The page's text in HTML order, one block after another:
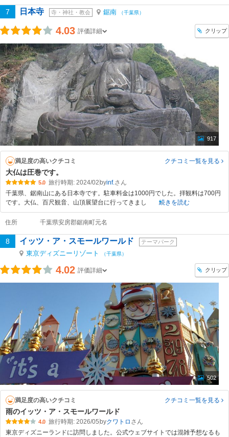
7 日本寺 寺・神社・教会 鋸南 （千葉県）
4.03 評価詳細 クリップ
917
満足度の高いクチコミ クチコミ一覧を見る
大仏は圧巻です。
5.0 旅行時期: 2024/02 byinf.
千葉県、鋸南山にある日本寺です。駐車料金は1000円でした。拝観料は700円
です。大仏、百尺観音、山頂展望台に行ってきまし
続きを読む
住所 千葉県安房郡鋸南町元名
8 イッツ・ア・スモールワールド テーマパーク
東京ディズニーリゾート （千葉県）
4.02 評価詳細 クリップ
502
満足度の高いクチコミ クチコミ一覧を見る
雨のイッツ・ア・スモールワールド
4.0 旅行時期: 2026/05 byクワトロ
東京ディズニーランドに訪問しました。公式ウェブサイトでは混雑予想なるも